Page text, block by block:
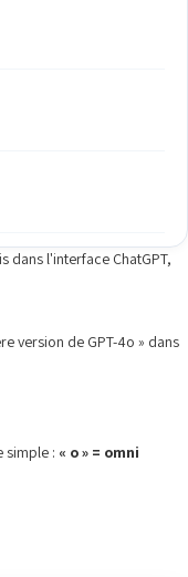
dans l'interface ChatGPT,
version de GPT-4o » dans
simple : « o » = omni